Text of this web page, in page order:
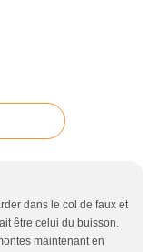
dans le col de faux et
être celui du buisson.
maintenant en